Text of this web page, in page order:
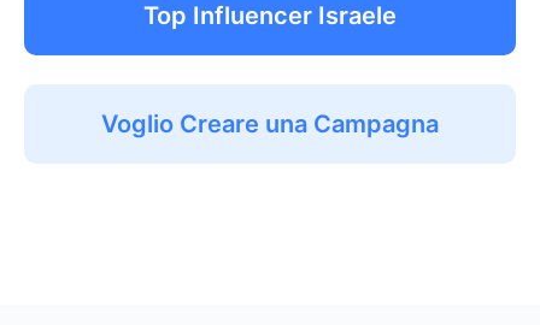
Top Influencer Israele
Voglio Creare una Campagna